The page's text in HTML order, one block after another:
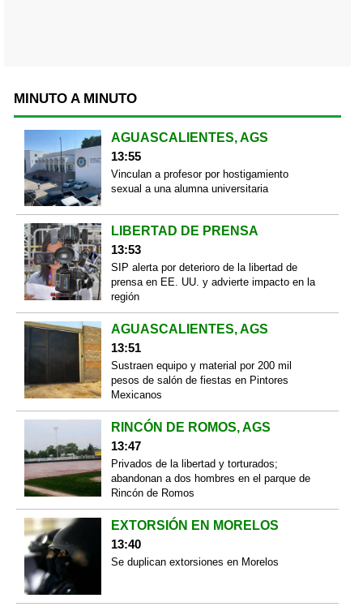
MINUTO A MINUTO
AGUASCALIENTES, AGS
13:55
Vinculan a profesor por hostigamiento
sexual a una alumna universitaria
LIBERTAD DE PRENSA
13:53
SIP alerta por deterioro de la libertad de
prensa en EE. UU. y advierte impacto en la
región
AGUASCALIENTES, AGS
13:51
Sustraen equipo y material por 200 mil
pesos de salón de fiestas en Pintores
Mexicanos
RINCÓN DE ROMOS, AGS
13:47
Privados de la libertad y torturados;
abandonan a dos hombres en el parque de
Rincón de Romos
EXTORSIÓN EN MORELOS
13:40
Se duplican extorsiones en Morelos